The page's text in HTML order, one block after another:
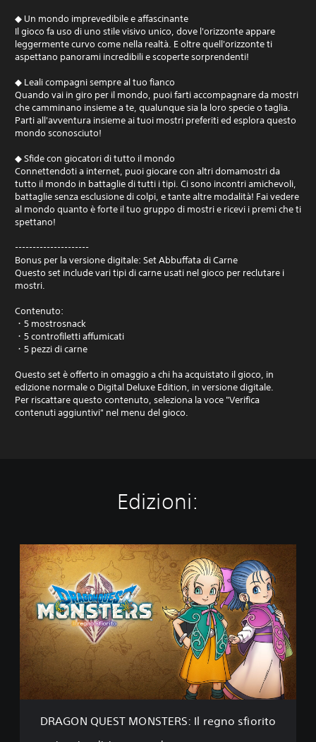
◆ Un mondo imprevedibile e affascinante
Il gioco fa uso di uno stile visivo unico, dove l'orizzonte appare
leggermente curvo come nella realtà. E oltre quell'orizzonte ti
aspettano panorami incredibili e scoperte sorprendenti!
◆ Leali compagni sempre al tuo fianco
Quando vai in giro per il mondo, puoi farti accompagnare da mostri
che camminano insieme a te, qualunque sia la loro specie o taglia.
Parti all'avventura insieme ai tuoi mostri preferiti ed esplora questo
mondo sconosciuto!
◆ Sfide con giocatori di tutto il mondo
Connettendoti a internet, puoi giocare con altri domamostri da
tutto il mondo in battaglie di tutti i tipi. Ci sono incontri amichevoli,
battaglie senza esclusione di colpi, e tante altre modalità! Fai vedere
al mondo quanto è forte il tuo gruppo di mostri e ricevi i premi che ti
spettano!
---------------------
Bonus per la versione digitale: Set Abbuffata di Carne
Questo set include vari tipi di carne usati nel gioco per reclutare i
mostri.
Contenuto:
・5 mostrosnack
・5 controfiletti affumicati
・5 pezzi di carne
Questo set è offerto in omaggio a chi ha acquistato il gioco, in
edizione normale o Digital Deluxe Edition, in versione digitale.
Per riscattare questo contenuto, seleziona la voce "Verifica
contenuti aggiuntivi" nel menu del gioco.
Edizioni:
D
R
A
G
O
N
Q
U
E
T
M
DRAGON QUEST MONSTERS: Il regno sfiorito